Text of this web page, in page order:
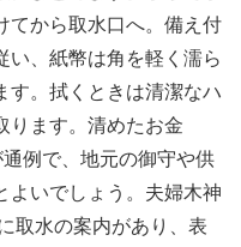
てから取水口へ。備え付
い、紙幣は角を軽く濡ら
す。拭くときは清潔なハ
ります。清めたお金
例で、地元の御守や供
よいでしょう。夫婦木神
取水の案内があり、表